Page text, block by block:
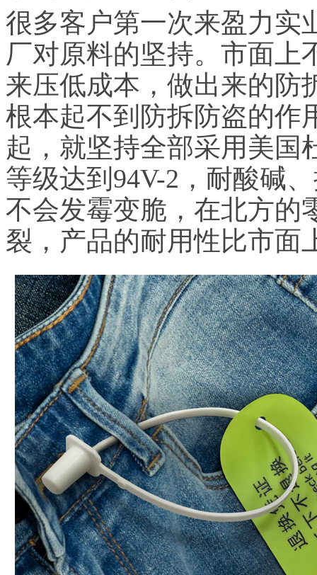
很多客户第一次来盈力实
厂对原料的坚持。市面上
来压低成本，做出来的防
根本起不到防拆防盗的作
起，就坚持全部采用美国
等级达到94V-2，耐酸碱
不会发霉变脆，在北方的
裂，产品的耐用性比市面